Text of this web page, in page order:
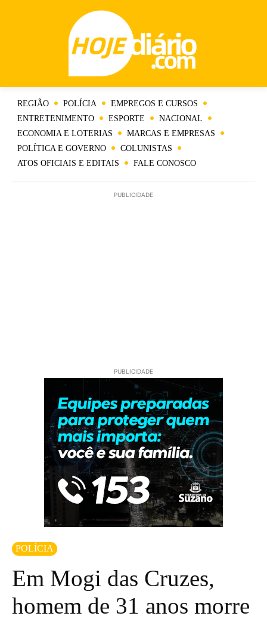
REGIÃO POLÍCIA
EMPREGOS E CURSOS
ENTRETENIMENTO
ESPORTE
NACIONAL
ECONOMIA E LOTERIAS
MARCAS E EMPRESAS
POLÍTICA E GOVERNO
COLUNISTAS
ATOS OFICIAIS E EDITAIS
FALE CONOSCO
PUBLICIDADE
PUBLICIDADE
POLÍCIA
Em Mogi das Cruzes,
homem de 31 anos morre